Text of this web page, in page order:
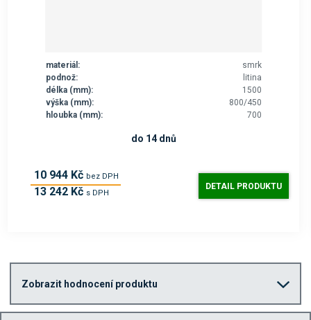
materiál:
smrk
podnož:
litina
délka (mm):
1500
výška (mm):
800/450
hloubka (mm):
700
10 944 Kč bez DPH
13 242 Kč s DPH
do 14 dnů
DETAIL PRODUKTU
Zobrazit hodnocení produktu